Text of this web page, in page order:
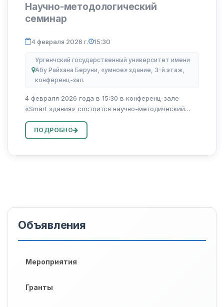
Научно-методологический
семинар
4 февраля 2026 г. 15:30
Ургенчский государственный университет имени
Абу Райхана Беруни, «умное» здание, 3-й этаж,
конференц-зал.
4 февраля 2026 года в 15:30 в конференц-зале
«Smart здания» состоится научно-методический
преподавании темы изменения климата и
экологической адаптации», который проведет
ПОДРОБНО
Объявления
Мероприятия
Гранты